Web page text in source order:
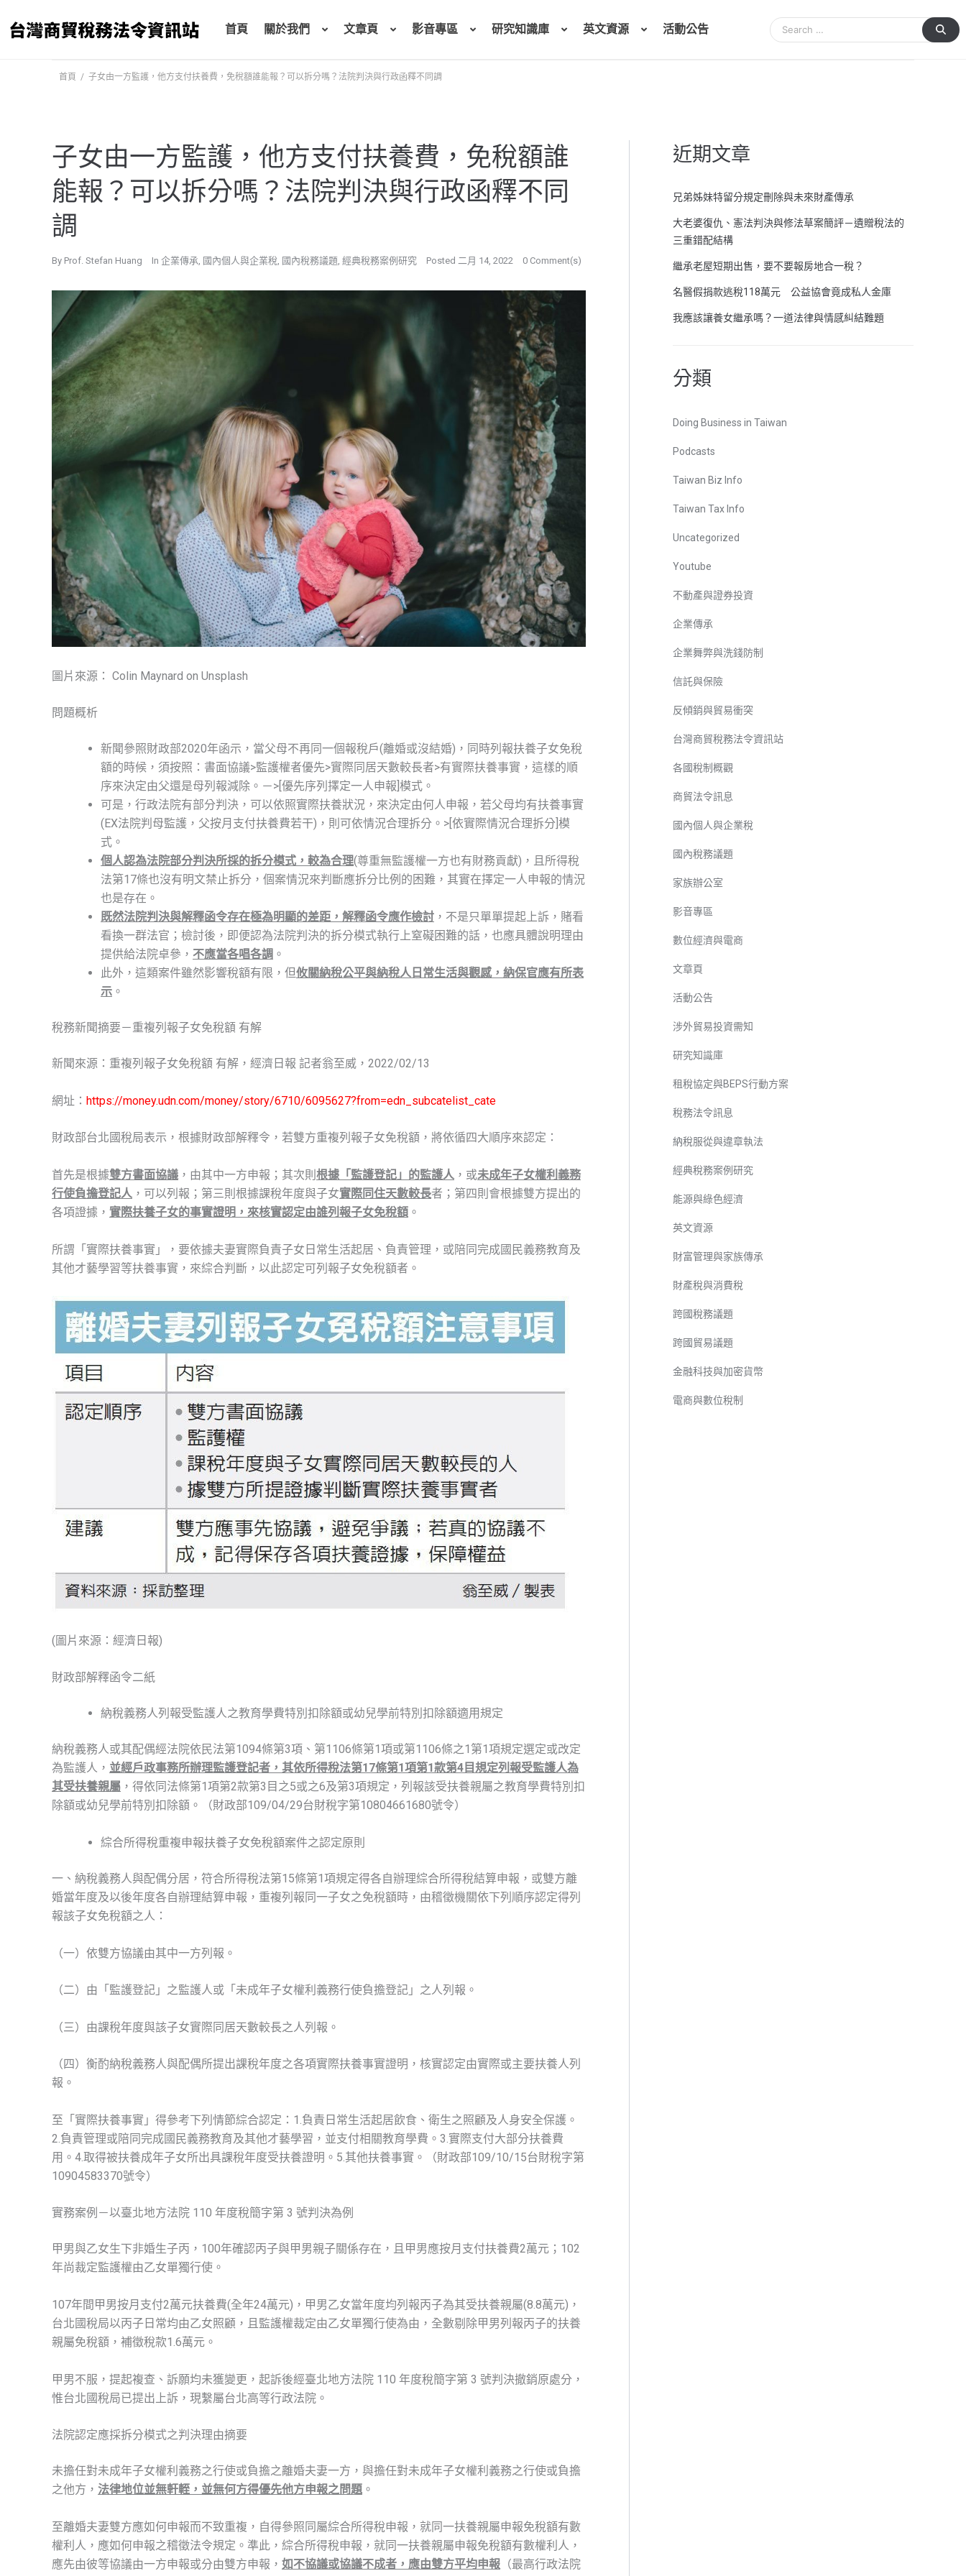
至
首頁 關於我們 文章頁 影音專區 研究知識庫 英文資源 活動公告
首頁 / 子女由一方監護，他方支付扶養費，免稅額誰能報？可以拆分嗎？法院判決與行政函釋不同調
子女由一方監護，他方支付扶養費，免稅額誰
能報？可以拆分嗎？法院判決與行政函釋不同
調
By Prof. Stefan Huang In 企業傳承, 國內個人與企業稅, 國內稅務議題, 經典稅務案例研究 Posted 二月 14, 2022 0 Comment(s)
圖片來源： Colin Maynard on Unsplash
問題概析
新聞參照財政部2020年函示，當父母不再同一個報稅戶(離婚或沒結婚)，同時列報扶養子女免稅
額的時候，須按照：書面協議>監護權者優先>實際同居天數較長者>有實際扶養事實，這樣的順
序來決定由父還是母列報減除。－>[優先序列擇定一人申報]模式。
可是，行政法院有部分判決，可以依照實際扶養狀況，來決定由何人申報，若父母均有扶養事實
(EX法院判母監護，父按月支付扶養費若干)，則可依情況合理拆分。>[依實際情況合理拆分]模
式。
個人認為法院部分判決所採的拆分模式，較為合理(尊重無監護權一方也有財務貢獻)，且所得稅
法第17條也沒有明文禁止拆分，個案情況來判斷應拆分比例的困難，其實在擇定一人申報的情況
也是存在。
既然法院判決與解釋函令存在極為明顯的差距，解釋函令應作檢討 ，不是只單單提起上訴，賭看
看換一群法官；檢討後，即便認為法院判決的拆分模式執行上窒礙困難的話，也應具體說明理由
提供給法院卓參， 不應當各唱各調 。
此外，這類案件雖然影響稅額有限，但攸關納稅公平與納稅人日常生活與觀感，納保官應有所表
示 。
稅務新聞摘要－重複列報子女免稅額 有解
新聞來源：重複列報子女免稅額 有解，經濟日報 記者翁至威，2022/02/13
網址： https://money.udn.com/money/story/6710/6095627?from=edn_subcatelist_cate
財政部台北國稅局表示，根據財政部解釋令，若雙方重複列報子女免稅額，將依循四大順序來認定：
首先是根據雙方書面協議 ，由其中一方申報；其次則 根據「監護登記」的監護人 ，或未成年子女權利義務
行使負擔登記人 ，可以列報；第三則根據課稅年度與子女實際同住天數較長者；第四則會根據雙方提出的
各項證據， 實際扶養子女的事實證明，來核實認定由誰列報子女免稅額 。
所謂「實際扶養事實」，要依據夫妻實際負責子女日常生活起居、負責管理，或陪同完成國民義務教育及
其他才藝學習等扶養事實，來綜合判斷，以此認定可列報子女免稅額者。
(圖片來源：經濟日報)
財政部解釋函令二紙
納稅義務人列報受監護人之教育學費特別扣除額或幼兒學前特別扣除額適用規定
納稅義務人或其配偶經法院依民法第1094條第3項、第1106條第1項或第1106條之1第1項規定選定或改定
為監護人， 並經戶政事務所辦理監護登記者，其依所得稅法第17條第1項第1款第4目規定列報受監護人為
其受扶養親屬 ，得依同法條第1項第2款第3目之5或之6及第3項規定，列報該受扶養親屬之教育學費特別扣
除額或幼兒學前特別扣除額。（財政部109/04/29台財稅字第10804661680號令）
綜合所得稅重複申報扶養子女免稅額案件之認定原則
一、納稅義務人與配偶分居，符合所得稅法第15條第1項規定得各自辦理綜合所得稅結算申報，或雙方離
婚當年度及以後年度各自辦理結算申報，重複列報同一子女之免稅額時，由稽徵機關依下列順序認定得列
報該子女免稅額之人：
（一）依雙方協議由其中一方列報。
（二）由「監護登記」之監護人或「未成年子女權利義務行使負擔登記」之人列報。
（三）由課稅年度與該子女實際同居天數較長之人列報。
（四）衡酌納稅義務人與配偶所提出課稅年度之各項實際扶養事實證明，核實認定由實際或主要扶養人列
報。
至「實際扶養事實」得參考下列情節綜合認定：1.負責日常生活起居飲食、衛生之照顧及人身安全保護。
2.負責管理或陪同完成國民義務教育及其他才藝學習，並支付相關教育學費。3.實際支付大部分扶養費
用。4.取得被扶養成年子女所出具課稅年度受扶養證明。5.其他扶養事實。（財政部109/10/15台財稅字第
10904583370號令）
實務案例－以臺北地方法院 110 年度稅簡字第 3 號判決為例
甲男與乙女生下非婚生子丙，100年確認丙子與甲男親子關係存在，且甲男應按月支付扶養費2萬元；102
年尚裁定監護權由乙女單獨行使。
107年間甲男按月支付2萬元扶養費(全年24萬元)，甲男乙女當年度均列報丙子為其受扶養親屬(8.8萬元)，
台北國稅局以丙子日常均由乙女照顧，且監護權裁定由乙女單獨行使為由，全數剔除甲男列報丙子的扶養
親屬免稅額，補徵稅款1.6萬元。
甲男不服，提起複查、訴願均未獲變更，起訴後經臺北地方法院 110 年度稅簡字第 3 號判決撤銷原處分，
惟台北國稅局已提出上訴，現繫屬台北高等行政法院。
法院認定應採拆分模式之判決理由摘要
未擔任對未成年子女權利義務之行使或負擔之離婚夫妻一方，與擔任對未成年子女權利義務之行使或負擔
之他方， 法律地位並無軒輊，並無何方得優先他方申報之問題 。
至離婚夫妻雙方應如何申報而不致重複，自得參照同屬綜合所得稅申報，就同一扶養親屬申報免稅額有數
權利人，應如何申報之稽徵法令規定。準此，綜合所得稅申報，就同一扶養親屬申報免稅額有數權利人，
應先由彼等協議由一方申報或分由雙方申報， 如不協議或協議不成者，應由雙方平均申報 （最高行政法院
近期文章
兄弟姊妹特留分規定刪除與未來財產傳承
大老婆復仇、憲法判決與修法草案簡評－遺贈稅法的
三重錯配結構
繼承老屋短期出售，要不要報房地合一稅？
名醫假捐款逃稅118萬元 公益協會竟成私人金庫
我應該讓養女繼承嗎？一道法律與情感糾結難題
分類
Doing Business in Taiwan
Podcasts
Taiwan Biz Info
Taiwan Tax Info
Uncategorized
Youtube
不動產與證券投資
企業傳承
企業舞弊與洗錢防制
信託與保險
反傾銷與貿易衝突
台灣商貿稅務法令資訊站
各國稅制概觀
商貿法令訊息
國內個人與企業稅
國內稅務議題
家族辦公室
影音專區
數位經濟與電商
文章頁
活動公告
涉外貿易投資需知
研究知識庫
租稅協定與BEPS行動方案
稅務法令訊息
納稅服從與違章執法
經典稅務案例研究
能源與綠色經濟
英文資源
財富管理與家族傳承
財產稅與消費稅
跨國稅務議題
跨國貿易議題
金融科技與加密貨幣
電商與數位稅制